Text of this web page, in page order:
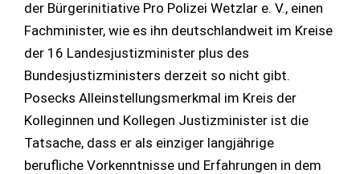
der Bürgerinitiative Pro Polizei Wetzlar e. V., einen
Fachminister, wie es ihn deutschlandweit im Kreise
der 16 Landesjustizminister plus des
Bundesjustizministers derzeit so nicht gibt.
Posecks Alleinstellungsmerkmal im Kreis der
Kolleginnen und Kollegen Justizminister ist die
Tatsache, dass er als einziger langjährige
berufliche Vorkenntnisse und Erfahrungen in dem